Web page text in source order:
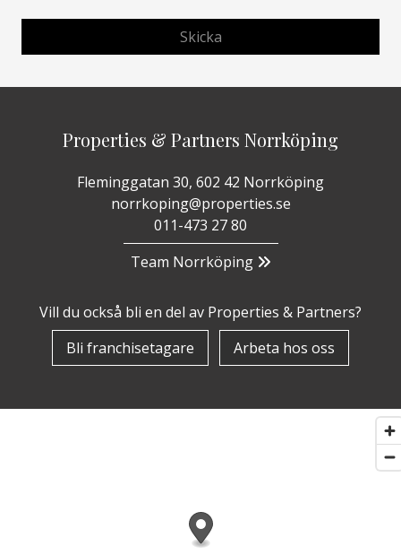
Properties & Partners Norrköping
Fleminggatan 30, 602 42 Norrköping
norrkoping@properties.se
011-473 27 80
Team Norrköping
Vill du också bli en del av Properties & Partners?
Bli franchisetagare
Arbeta hos oss